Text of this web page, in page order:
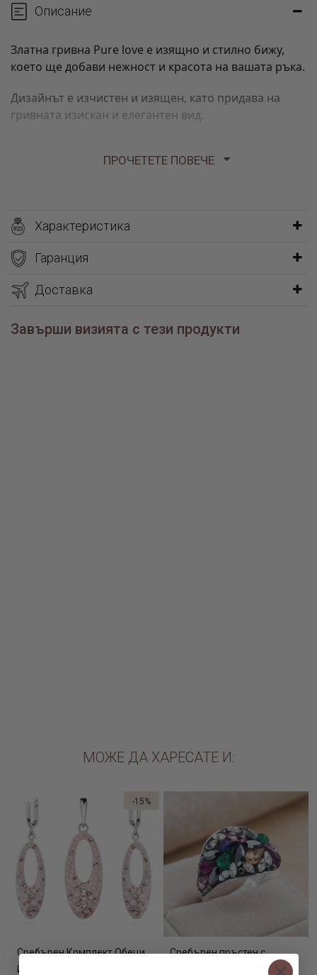
Описание
Златна гривна Pure love е изящно и стилно бижу,
което ще добави нежност и красота на вашата ръка.
Дизайнът е изчистен и изящен, като придава на
гривната изискан и елегантен вид.
ежедневието до по-специални събития. Тя е
Изработена от 14 каратово злато проба 585 в класически
за произход и качество – документ, който гарантира
автентичността на материала.
ПРОЧЕТЕТЕ ПОВЕЧЕ
Характеристика
Гаранция
Доставка
Завърши визията с тези продукти
МОЖЕ ДА ХАРЕСАТЕ И:
Сребърен Комплект Обеци
И Медальон С Кристали От
-15%
Сребърен пръстен с
кристали от Sw® SP677